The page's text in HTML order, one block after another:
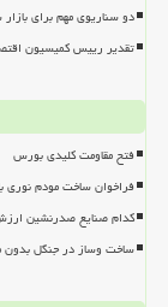
دو سناریوی مهم برای بازار
تقدیر رییس کمیسیون
فتح مقاومت کلیدی بورس
فراخوان ساخت مودم نوری
کدام صنایع صدرنشین ارزش
ساخت وساز در جنگل بدون